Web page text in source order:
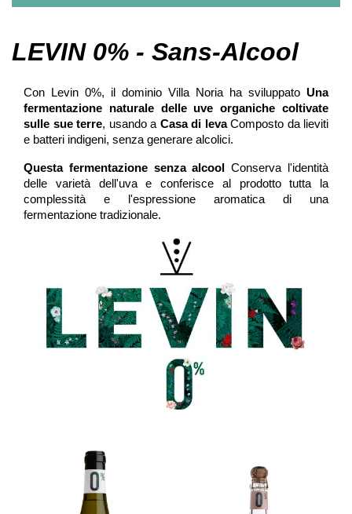
LEVIN 0% - Sans-Alcool
Con Levin 0%, il dominio Villa Noria ha sviluppato Una
fermentazione naturale delle uve organiche coltivate
sulle sue terre, usando a Casa di levaComposto da lieviti
e batteri indigeni, senza generare alcolici.
Questa fermentazione senza alcool Conserva l'identità
delle varietà dell'uva e conferisce al prodotto tutta la
complessità e l'espressione aromatica di una
fermentazione tradizionale.